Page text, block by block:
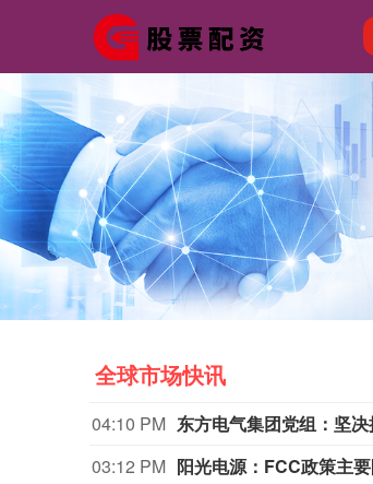
全球市场快讯
04:10 PM 东方电气集团党组：坚
03:12 PM 阳光电源：FCC政策主